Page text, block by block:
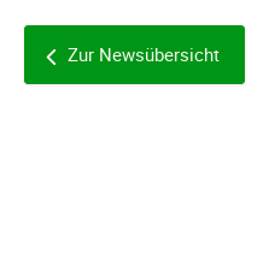
Zur Newsübersicht